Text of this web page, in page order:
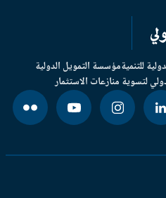
للتنميةمؤسسة التمويل الدولية
لتسوية منازعات الاستثمار